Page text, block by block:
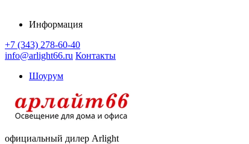
Информация
+7 (343) 278-60-40
info@arlight66.ru Контакты
Шоурум
официальный дилер Arlight